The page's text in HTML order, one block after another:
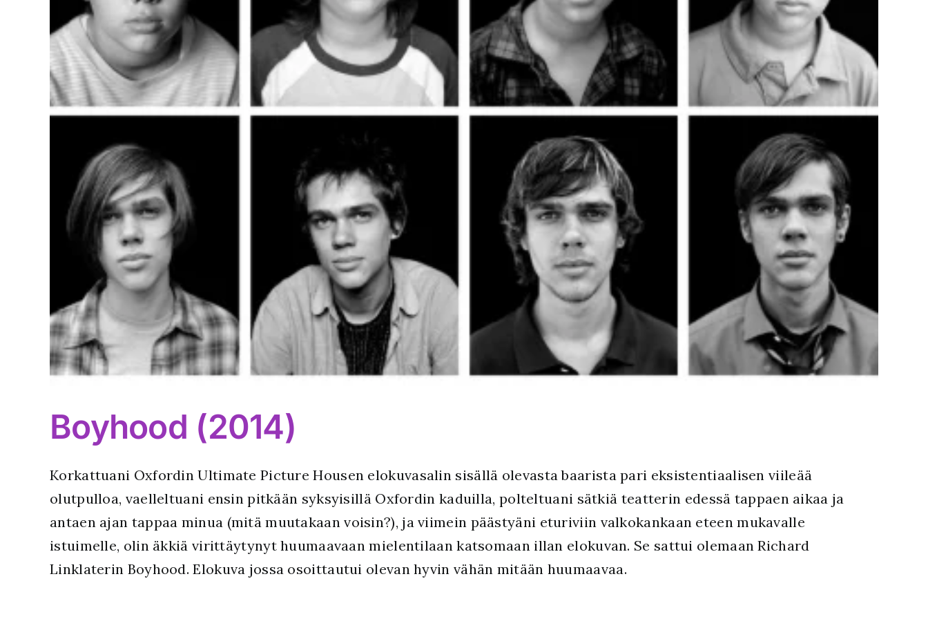
Boyhood (2014)
Korkattuani Oxfordin Ultimate Picture Housen elokuvasalin sisällä olevasta baarista pari eksistentiaalisen viileää
olutpulloa, vaelleltuani ensin pitkään syksyisillä Oxfordin kaduilla, polteltuani sätkiä teatterin edessä tappaen aikaa ja
antaen ajan tappaa minua (mitä muutakaan voisin?), ja viimein päästyäni eturiviin valkokankaan eteen mukavalle
istuimelle, olin äkkiä virittäytynyt huumaavaan mielentilaan katsomaan illan elokuvan. Se sattui olemaan Richard
Linklaterin Boyhood. Elokuva jossa osoittautui olevan hyvin vähän mitään huumaavaa.